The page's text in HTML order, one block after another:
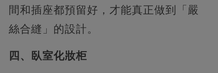
間和插座都預留好，才能真正做到「嚴
絲合縫」的設計。
四、臥室化妝柜